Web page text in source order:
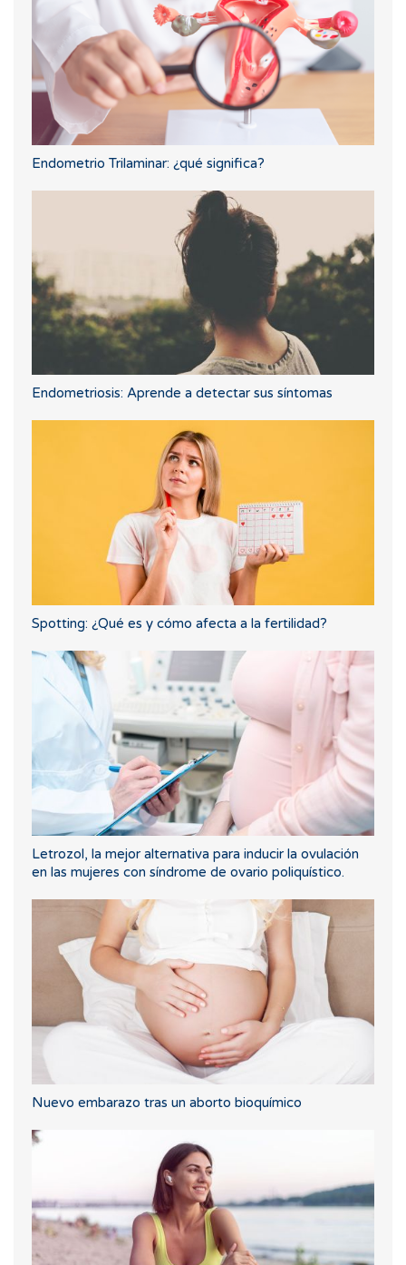
Endometrio Trilaminar: ¿qué significa?
Endometriosis: Aprende a detectar sus síntomas
Spotting: ¿Qué es y cómo afecta a la fertilidad?
Letrozol, la mejor alternativa para inducir la ovulación
en las mujeres con síndrome de ovario poliquístico.
Nuevo embarazo tras un aborto bioquímico